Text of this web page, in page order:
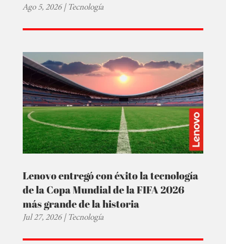
Ago 5, 2026|Tecnología
Lenovo entregó con éxito la tecnología
de la Copa Mundial de la FIFA 2026
más grande de la historia
Jul 27, 2026|Tecnología